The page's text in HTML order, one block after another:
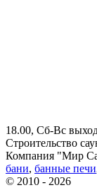
18.00, Сб-Вс
Строительство
Компания "Мир
бани, банные печи
© 2010 - 2026